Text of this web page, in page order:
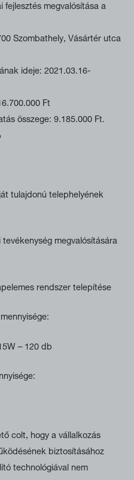
fejlesztés megvalósítása a
Szombathely, Vásártér utca
ideje: 2021.03.16-
Ft
összege: 9.185.000 Ft.
tulajdonú telephelyének
megvalósítására
rendszer telepítése
– 120 db
colt, hogy a vállalkozás
biztosításához
technológiával nem